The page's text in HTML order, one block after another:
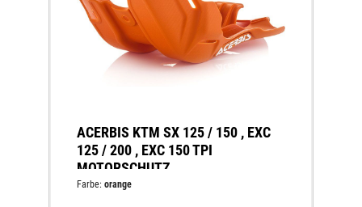
ACERBIS KTM SX 125 / 150 , EXC
125 / 200 , EXC 150 TPI
MOTORSCHUTZ
Farbe: orange